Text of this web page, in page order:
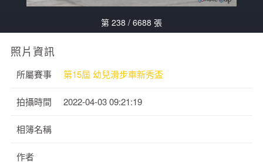
第 238 / 6688 張
照片資訊
所屬賽事 第15屆 幼兒滑步車新秀盃
拍攝時間 2022-04-03 09:21:19
相簿名稱
作者